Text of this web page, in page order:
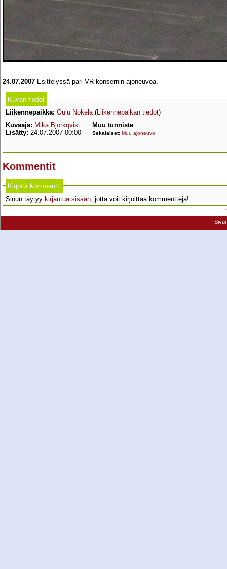
24.07.2007 Esittelyssä pari VR konsernin ajoneuvoa.
Kuvan tiedot
Liikennepaikka: Oulu Nokela(Liikennepaikan tiedot)
Kuvaaja: Mika Björkqvist
Lisätty: 24.07.2007 00:00
Muu tunniste
Sekalaiset: Muu ajoneuvo
Kommentit
Kirjoita kommentti
Sinun täytyy kirjautua sisään, jotta voit kirjoittaa kommentteja!